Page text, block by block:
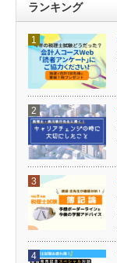
ランキング
1
2
3
4